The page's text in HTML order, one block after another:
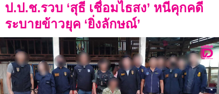
ป.ป.ช.รวบ ‘สุธี เชื่อมไธสง’ หนีคุกคดี
ระบายข้าวยุค ‘ยิ่งลักษณ์’